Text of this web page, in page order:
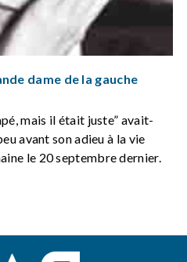
dame de la gauche
mais il était juste” avait-
avant son adieu à la vie
le 20 septembre dernier.